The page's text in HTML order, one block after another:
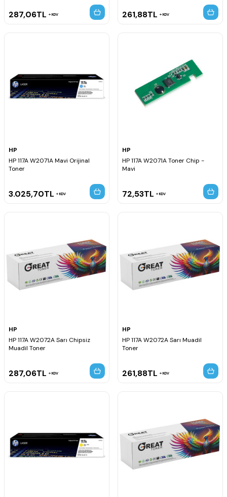
287,06TL KDV 261,88TL KDV
HP
HP 117A W2071A Mavi Orijinal
Toner
3.025,70TL KDV
HP
HP 117A W2071A Toner Chip -
Mavi
72,53TL KDV
HP
HP 117A W2072A Sarı Chipsiz
Muadil Toner
287,06TL KDV
HP
HP 117A W2072A Sarı Muadil
Toner
261,88TL KDV